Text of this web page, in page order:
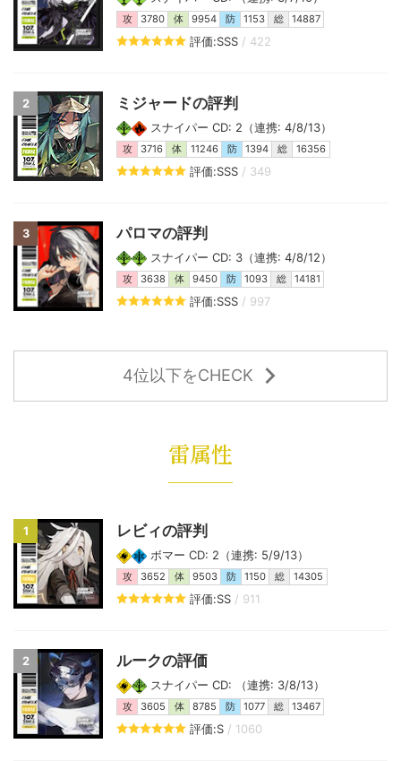
攻 3780 体 9954 防 1153 総 14887
評価:SSS / 422
2 ミジャードの評判
スナイパー CD: 2（連携: 4/8/13）
攻 3716 体 11246 防 1394 総 16356
評価:SSS / 349
3 パロマの評判
スナイパー CD: 3（連携: 4/8/12）
攻 3638 体 9450 防 1093 総 14181
評価:SSS / 997
4位以下をCHECK
雷属性
1 レビィの評判
ボマー CD: 2（連携: 5/9/13）
攻 3652 体 9503 防 1150 総 14305
評価:SS / 911
2 ルークの評価
スナイパー CD: （連携: 3/8/13）
攻 3605 体 8785 防 1077 総 13467
評価:S / 1060